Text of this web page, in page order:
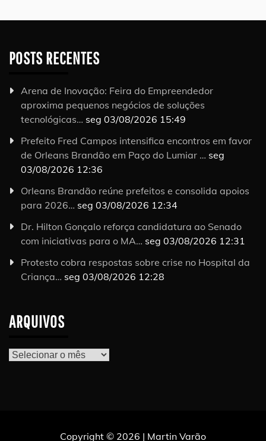
POSTS RECENTES
Arena de Inovação: Feira do Empreendedor
aproxima pequenos negócios de soluções
tecnológicas… seg 03/08/2026 15:49
Prefeito Fred Campos intensifica encontros em favor
de Orleans Brandão em Paço do Lumiar … seg
03/08/2026 12:36
Orleans Brandão reúne prefeitos e consolida apoios
para 2026… seg 03/08/2026 12:34
Dr. Hilton Gonçalo reforça candidatura ao Senado
com iniciativas para o MA… seg 03/08/2026 12:31
Protesto cobra respostas sobre crise no Hospital da
Criança… seg 03/08/2026 12:28
ARQUIVOS
Arquivos
Copyright © 2026 | Martin Varão